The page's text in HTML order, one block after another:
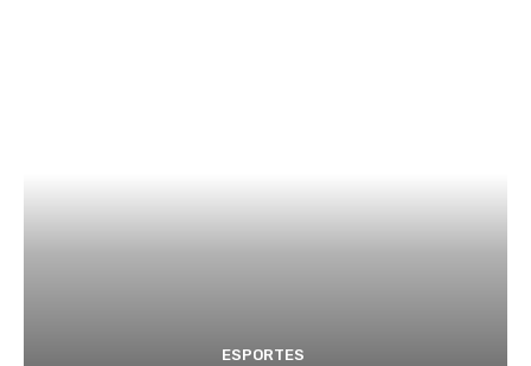
ESPORTES